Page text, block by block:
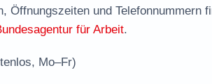
zuständige Stelle
in Hoisdorf
Jobcenter
Öffnungszeiten und
für Arbeit.
Mo–Fr)